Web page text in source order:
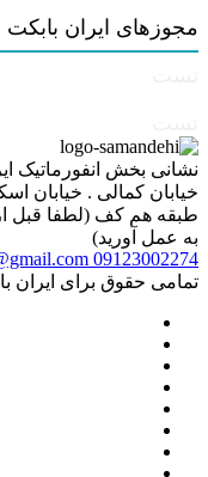
مجوزهای ایران بابکت
نشانی بخش انفورماتیک
طبقه هم کف (لطفا قبل
به عمل آورید)
09123002274
تمامی حقوق برای